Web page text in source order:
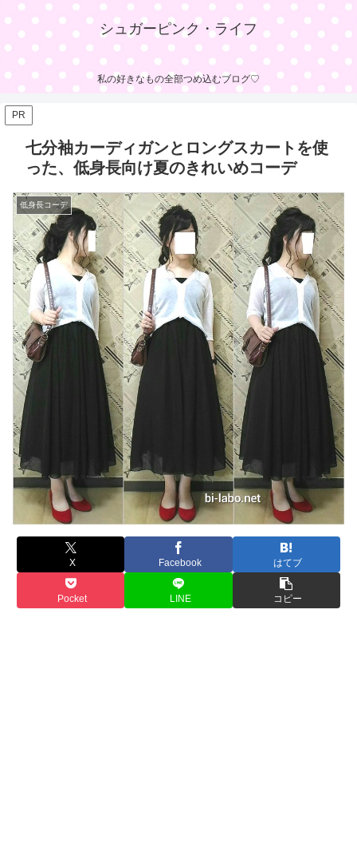
シュガーピンク・ライフ
私の好きなもの全部つめ込むブログ♡
PR
七分袖カーディガンとロングスカートを使
った、低身長向け夏のきれいめコーデ
低身長コーデ
X Facebook はてブ
Pocket LINE コピー